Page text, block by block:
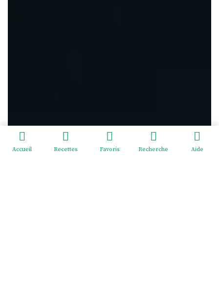
Accueil Recettes Favoris Recherche Aide